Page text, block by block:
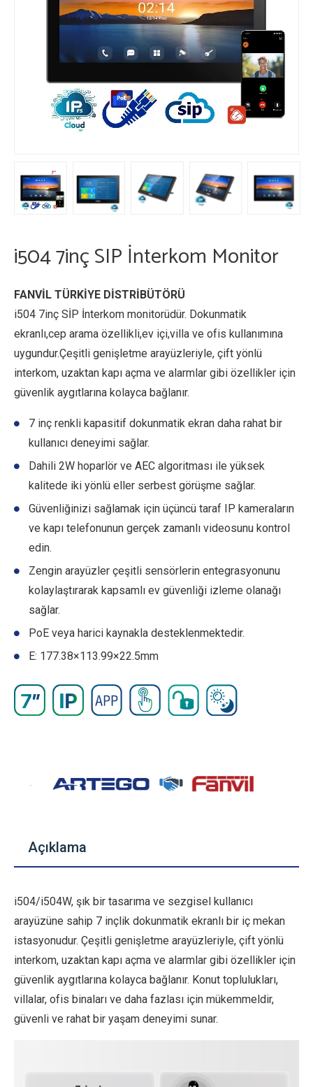
i504 7inç SIP İnterkom Monitor
FANVİL TÜRKİYE DİSTRİBÜTÖRÜ
i504 7inç SİP İnterkom monitorüdür. Dokunmatik
ekranlı,cep arama özellikli,ev içi,villa ve ofis kullanımına
uygundur.Çeşitli genişletme arayüzleriyle, çift yönlü
interkom, uzaktan kapı açma ve alarmlar gibi özellikler için
güvenlik aygıtlarına kolayca bağlanır.
7 inç renkli kapasitif dokunmatik ekran daha rahat bir
kullanıcı deneyimi sağlar.
Dahili 2W hoparlör ve AEC algoritması ile yüksek
kalitede iki yönlü eller serbest görüşme sağlar.
Güvenliğinizi sağlamak için üçüncü taraf IP kameraların
ve kapı telefonunun gerçek zamanlı videosunu kontrol
edin.
Zengin arayüzler çeşitli sensörlerin entegrasyonunu
kolaylaştırarak kapsamlı ev güvenliği izleme olanağı
sağlar.
PoE veya harici kaynakla desteklenmektedir.
E: 177.38×113.99×22.5mm
Açıklama
i504/i504W, şık bir tasarıma ve sezgisel kullanıcı
arayüzüne sahip 7 inçlik dokunmatik ekranlı bir iç mekan
istasyonudur. Çeşitli genişletme arayüzleriyle, çift yönlü
interkom, uzaktan kapı açma ve alarmlar gibi özellikler için
güvenlik aygıtlarına kolayca bağlanır. Konut toplulukları,
villalar, ofis binaları ve daha fazlası için mükemmeldir,
güvenli ve rahat bir yaşam deneyimi sunar.